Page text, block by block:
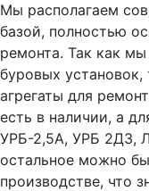
Мы располагаем
базой, полностью
ремонта. Так как
буровых
агрегаты для
есть в наличии, а
УРБ-2,5А, УРБ 2Д3,
остальное можно
производстве, что